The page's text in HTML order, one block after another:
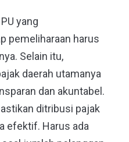
yang
pemeliharaan harus
Selain itu,
daerah utamanya
dan akuntabel.
ditribusi pajak
efektif. Harus ada